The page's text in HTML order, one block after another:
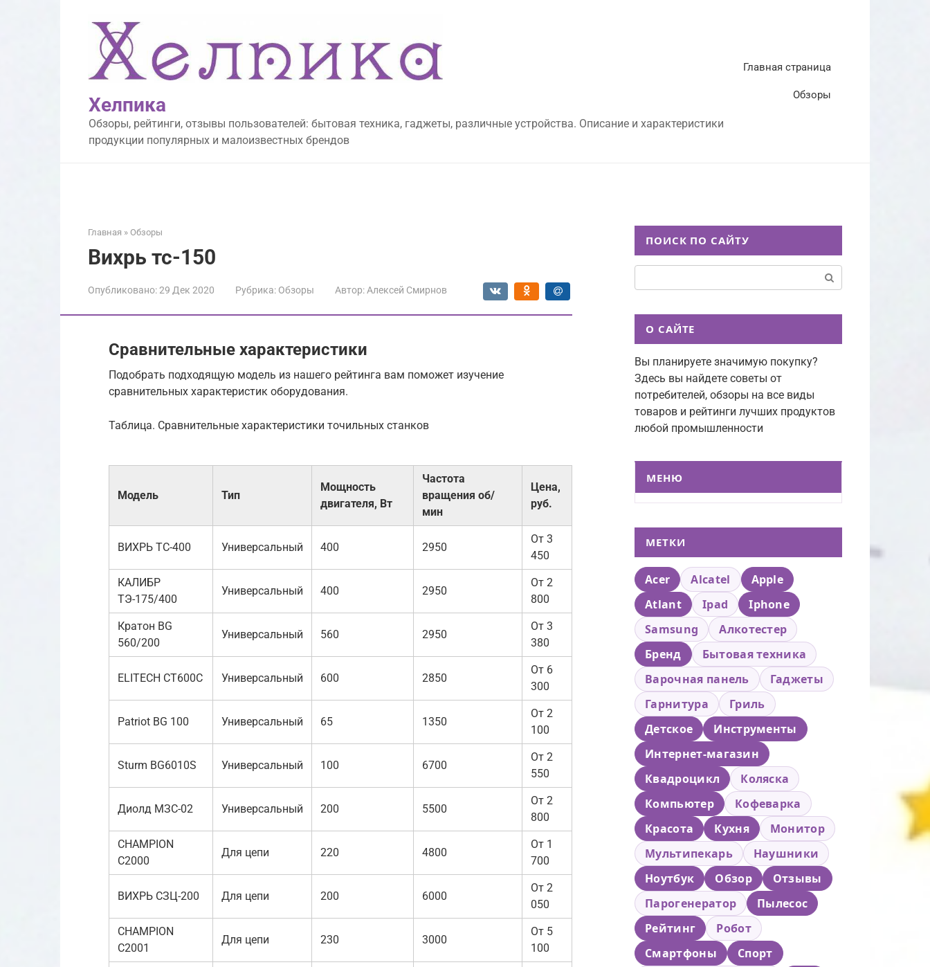
Хелпика
Обзоры, рейтинги, отзывы пользователей: бытовая техника, гаджеты, различные устройства. Описание и характеристики
продукции популярных и малоизвестных брендов
Главная страница
Обзоры
Главная » Обзоры
Вихрь тс-150
Опубликовано:29 Дек 2020 Рубрика: Обзоры Автор: Алексей Смирнов
Сравнительные характеристики
Подобрать подходящую модель из нашего рейтинга вам поможет изучение
сравнительных характеристик оборудования.
Таблица. Сравнительные характеристики точильных станков
Модель Тип
Мощность
двигателя, Вт
Частота
вращения об/
мин
Цена,
руб.
ВИХРЬ ТС-400 Универсальный 400 2950
От 3
450
КАЛИБР
ТЭ-175/400
Универсальный 400 2950
От 2
800
Кратон BG
560/200
Универсальный 560 2950
От 3
380
ELITECH СТ600С Универсальный 600 2850
От 6
300
Patriot BG 100 Универсальный 65 1350
От 2
100
Sturm BG6010S Универсальный 100 6700
От 2
550
Диолд МЗС-02 Универсальный 200 5500
От 2
800
CHAMPION
C2000
Для цепи 220 4800
От 1
700
ВИХРЬ СЗЦ-200 Для цепи 200 6000
От 2
050
CHAMPION
C2001
Для цепи 230 3000
От 5
100
ПОИСК ПО САЙТУ
О САЙТЕ
Вы планируете значимую покупку?
Здесь вы найдете советы от
потребителей, обзоры на все виды
товаров и рейтинги лучших продуктов
любой промышленности
МЕНЮ
МЕТКИ
Acer Alcatel
Apple
Atlant
Ipad
Iphone
Samsung
Алкотестер
Бренд
Бытовая техника
Варочная панель
Гаджеты
Гарнитура
Гриль
Детское
Инструменты
Интернет-магазин
Квадроцикл
Коляска
Компьютер
Кофеварка
Красота
Кухня
Монитор
Мультипекарь
Наушники
Ноутбук
Обзор
Отзывы
Парогенератор
Пылесос
Рейтинг
Робот
Смартфоны
Спорт